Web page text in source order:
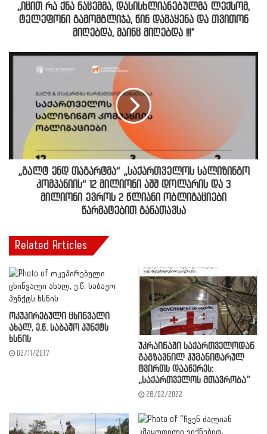
,,იცით რა ქნა ნაცემმა, დასისხლიანებულმა ლექსომ,
ტელეფონი გამომგლიჯა, წინ დამაყენა და თვითონ
მიღებდა, მაინც მიღებდა !!!"
„გალტ ენდ თაგარტმა“ „საქართველოს სალიზინგო
კომპანიის“ 12 მილიონი აშშ დოლარის და 3
მილიონი ევროს 2 წლიანი ობლიგაციები
წარმატებით განათავსა
Related Articles
ოკუპირებული ცხინვალი
ახალ, ე.წ. საბაჟო პუნქტს
ხსნის
02/11/2017
უკრაინაში საქართველოდან
გაგზავნილ ჰუმანიტარულ
ტვირთს დააწერეს:
,,საქართველოს მთავრობა”
28/02/2022